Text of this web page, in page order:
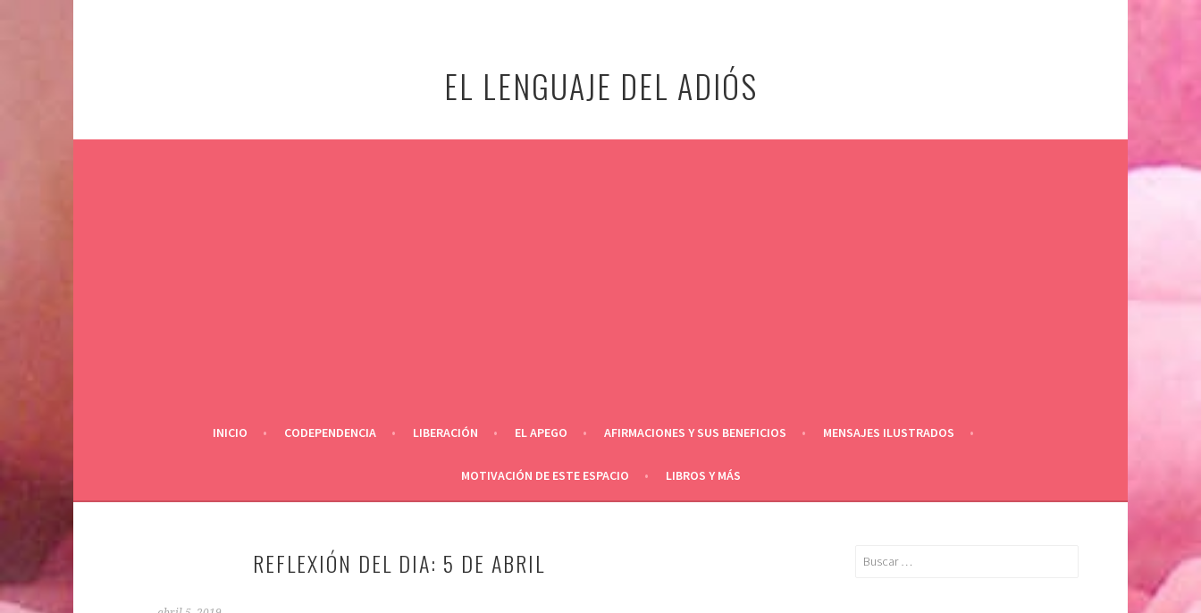
EL LENGUAJE DEL ADIÓS
INICIO CODEPENDENCIA LIBERACIÓN EL APEGO AFIRMACIONES Y SUS BENEFICIOS MENSAJES ILUSTRADOS
MOTIVACIÓN DE ESTE ESPACIO LIBROS Y MÁS
REFLEXIÓN DEL DIA: 5 DE ABRIL Buscar: